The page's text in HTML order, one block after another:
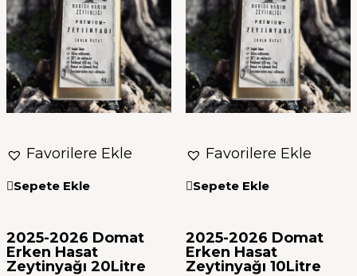
Favorilere Ekle
Sepete Ekle
2025-2026 Domat
Erken Hasat
Zeytinyağı 20Litre
Favorilere Ekle
Sepete Ekle
2025-2026 Domat
Erken Hasat
Zeytinyağı 10Litre